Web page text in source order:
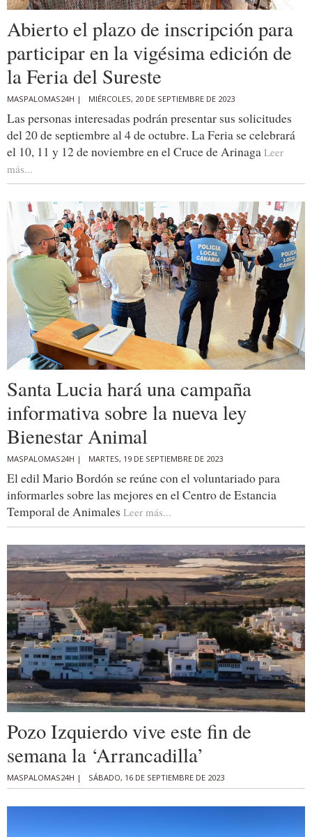
Abierto el plazo de inscripción para
participar en la vigésima edición de
la Feria del Sureste
MASPALOMAS24H | MIÉRCOLES, 20 DE SEPTIEMBRE DE 2023
Las personas interesadas podrán presentar sus solicitudes
del 20 de septiembre al 4 de octubre. La Feria se celebrará
el 10, 11 y 12 de noviembre en el Cruce de Arinaga Leer
más...
Santa Lucia hará una campaña
informativa sobre la nueva ley
Bienestar Animal
MASPALOMAS24H | MARTES, 19 DE SEPTIEMBRE DE 2023
El edil Mario Bordón se reúne con el voluntariado para
informarles sobre las mejores en el Centro de Estancia
Temporal de Animales Leer más...
Pozo Izquierdo vive este fin de
semana la ‘Arrancadilla’
MASPALOMAS24H | SÁBADO, 16 DE SEPTIEMBRE DE 2023